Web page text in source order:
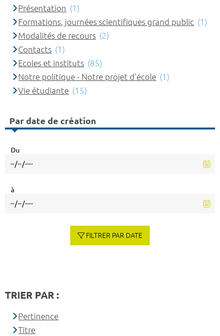
Présentation (1)
Formations, journées scientifiques grand public (1)
Modalités de recours (2)
Contacts (1)
Ecoles et instituts (85)
Notre politique - Notre projet d'école (1)
Vie étudiante (15)
Par date de création
Du
à
FILTRER PAR DATE
TRIER PAR :
Pertinence
Titre